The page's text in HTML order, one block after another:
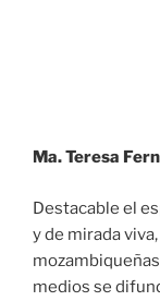
Ma. Teresa
Destacable el
y de mirada
medios se